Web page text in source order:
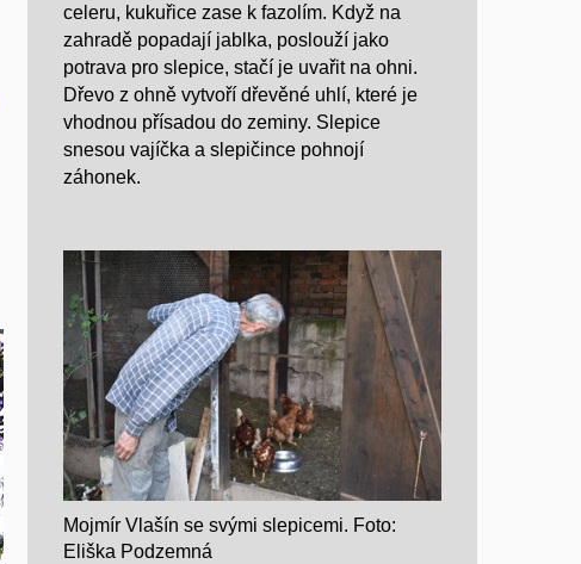
celeru, kukuřice zase k fazolím. Když na
zahradě popadají jablka, poslouží jako
potrava pro slepice, stačí je uvařit na ohni.
Dřevo z ohně vytvoří dřevěné uhlí, které je
vhodnou přísadou do zeminy. Slepice
snesou vajíčka a slepičince pohnojí
záhonek.
Mojmír Vlašín se svými slepicemi. Foto:
Eliška Podzemná